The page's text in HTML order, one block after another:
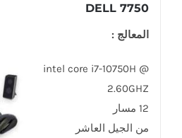
DELL 7750
المعالج :
intel core i7-10750H @
2.60GHZ
12 مسار
من الجيل العاشر